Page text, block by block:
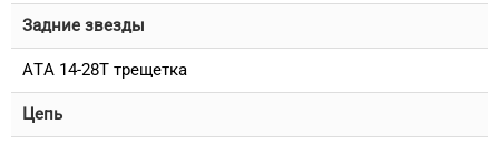
Задние звезды
ATA 14-28T трещетка
Цепь